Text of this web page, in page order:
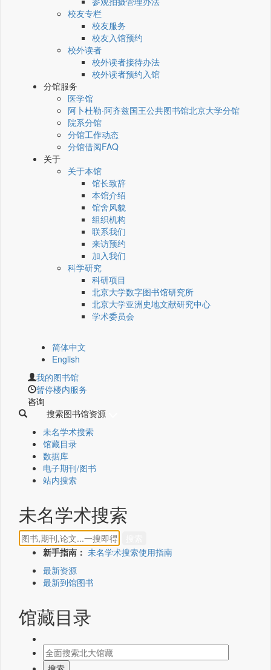
校友专栏
校友服务
校友入馆预约
校外读者
校外读者接待办法
校外读者预约入馆
分馆服务
医学馆
阿卜杜勒·阿齐兹国王公共图书馆北京大学分馆
院系分馆
分馆工作动态
分馆借阅FAQ
关于
关于本馆
馆长致辞
本馆介绍
馆舍风貌
组织机构
联系我们
来访预约
加入我们
科学研究
科研项目
北京大学数字图书馆研究所
北京大学亚洲史地文献研究中心
学术委员会
简体中文
English
我的图书馆
暂停楼内服务
咨询
搜索图书馆资源
未名学术搜索
馆藏目录
数据库
电子期刊/图书
站内搜索
未名学术搜索
新手指南： 未名学术搜索使用指南
最新资源
最新到馆图书
馆藏目录